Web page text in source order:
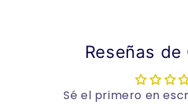
Reseñas
Sé el primero en